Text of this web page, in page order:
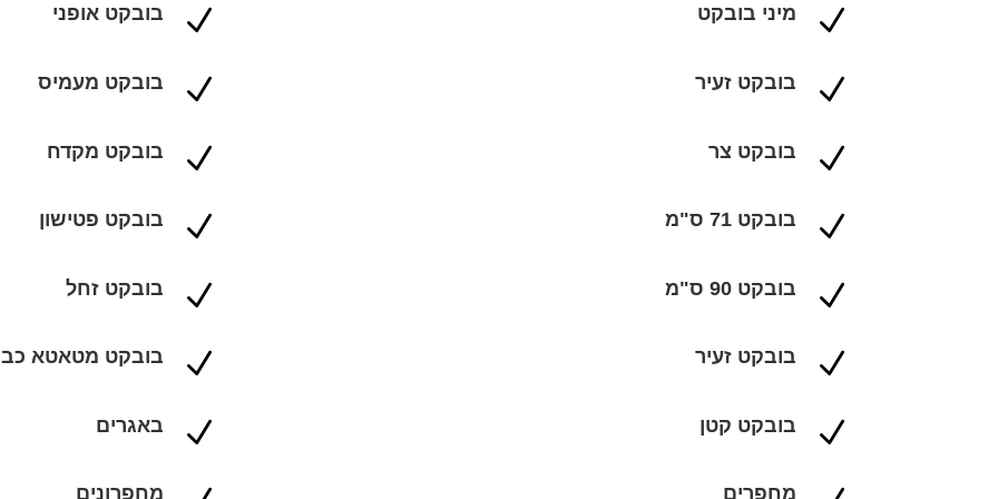
N בובקט אופני
N בובקט מעמיס
N בובקט מקדח
N בובקט פטישון
N בובקט זחל
N בובקט מטאטא
N באגרים
מחפרונים
N מיני בובקט
N בובקט זעיר
N בובקט צר
N בובקט 71 ס"מ
N בובקט 90 ס"מ
N בובקט זעיר
N בובקט קטן
מחפרים